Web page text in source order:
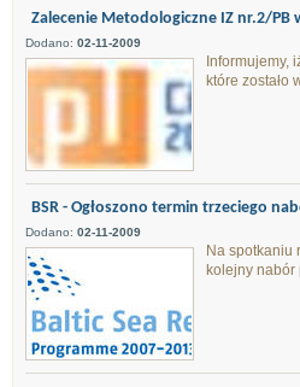
Zalecenie Metodologiczne IZ nr.2/PB
Dodano: 02-11-2009
Informujemy,
które zostało
BSR - Ogłoszono termin trzeciego
Dodano: 02-11-2009
Na spotkaniu
kolejny nabór